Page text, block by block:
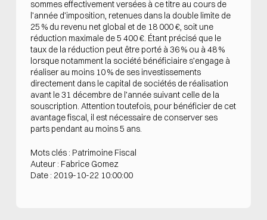
sommes effectivement versées à ce titre au cours de
l’année d’imposition, retenues dans la double limite de
25 % du revenu net global et de 18 000 €, soit une
réduction maximale de 5 400 €. Étant précisé que le
taux de la réduction peut être porté à 36 % ou à 48 %
lorsque notamment la société bénéficiaire s’engage à
réaliser au moins 10 % de ses investissements
directement dans le capital de sociétés de réalisation
avant le 31 décembre de l’année suivant celle de la
souscription. Attention toutefois, pour bénéficier de cet
avantage fiscal, il est nécessaire de conserver ses
parts pendant au moins 5 ans.
Mots clés : Patrimoine Fiscal
Auteur : Fabrice Gomez
Date : 2019-10-22 10:00:00